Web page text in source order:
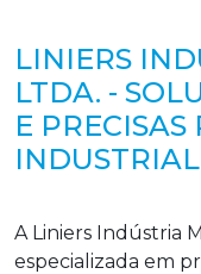
LINIERS
LTDA. -
E PRECISAS
INDUSTRIAL
A Liniers Indústria
especializada em